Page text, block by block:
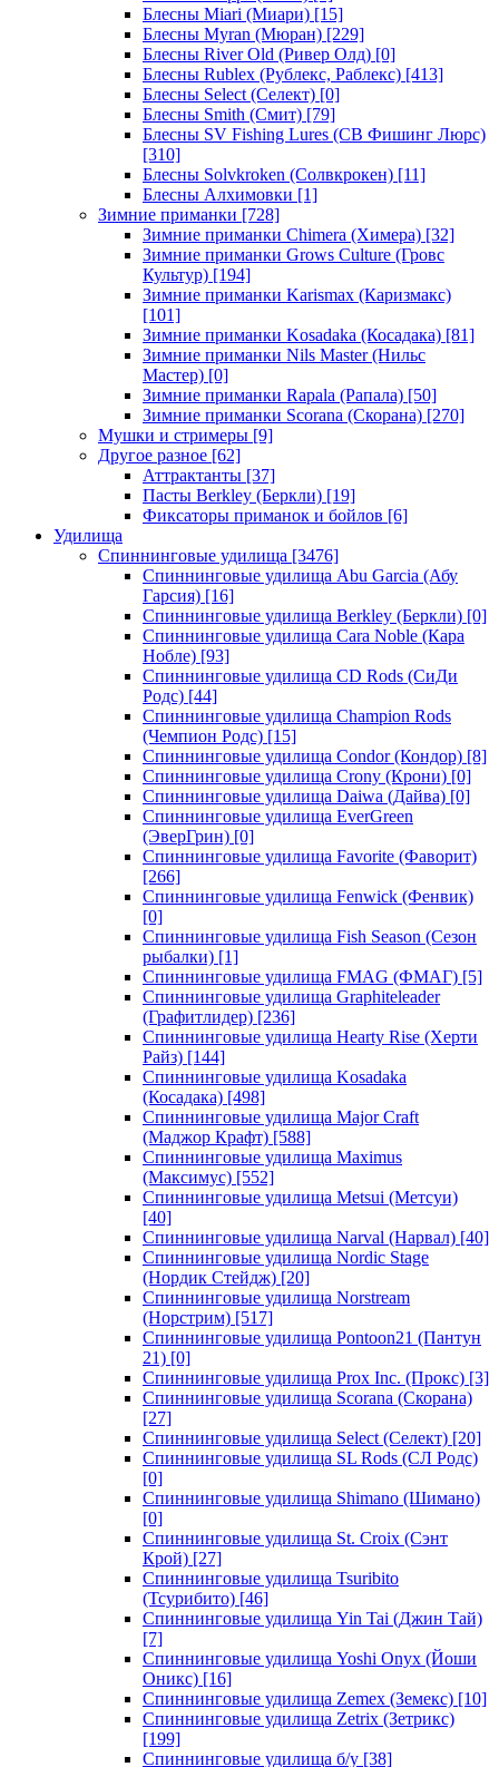
Блесны Miari (Миари) [15]
Блесны Myran (Мюран) [229]
Блесны River Old (Ривер Олд) [0]
Блесны Rublex (Рублекс, Раблекс) [413]
Блесны Select (Селект) [0]
Блесны Smith (Смит) [79]
Блесны SV Fishing Lures (СВ Фишинг Люрс)
[310]
Блесны Solvkroken (Солвкрокен) [11]
Блесны Алхимовки [1]
Зимние приманки [728]
Зимние приманки Chimera (Химера) [32]
Зимние приманки Grows Culture (Гровс
Культур) [194]
Зимние приманки Karismax (Каризмакс)
[101]
Зимние приманки Kosadaka (Косадака) [81]
Зимние приманки Nils Master (Нильс
Мастер) [0]
Зимние приманки Rapala (Рапала) [50]
Зимние приманки Scorana (Скорана) [270]
Мушки и стримеры [9]
Другое разное [62]
Аттрактанты [37]
Пасты Berkley (Беркли) [19]
Фиксаторы приманок и бойлов [6]
Удилища
Спиннинговые удилища [3476]
Спиннинговые удилища Abu Garcia (Абу
Гарсия) [16]
Спиннинговые удилища Berkley (Беркли) [0]
Спиннинговые удилища Cara Noble (Кара
Нобле) [93]
Спиннинговые удилища CD Rods (СиДи
Родс) [44]
Спиннинговые удилища Champion Rods
(Чемпион Родс) [15]
Спиннинговые удилища Condor (Кондор) [8]
Спиннинговые удилища Crony (Крони) [0]
Спиннинговые удилища Daiwa (Дайва) [0]
Спиннинговые удилища EverGreen
(ЭверГрин) [0]
Спиннинговые удилища Favorite (Фаворит)
[266]
Спиннинговые удилища Fenwick (Фенвик)
[0]
Спиннинговые удилища Fish Season (Сезон
рыбалки) [1]
Спиннинговые удилища FMAG (ФМАГ) [5]
Спиннинговые удилища Graphiteleader
(Графитлидер) [236]
Спиннинговые удилища Hearty Rise (Херти
Райз) [144]
Спиннинговые удилища Kosadaka
(Косадака) [498]
Спиннинговые удилища Major Craft
(Маджор Крафт) [588]
Спиннинговые удилища Maximus
(Максимус) [552]
Спиннинговые удилища Metsui (Метсуи)
[40]
Спиннинговые удилища Narval (Нарвал) [40]
Спиннинговые удилища Nordic Stage
(Нордик Стейдж) [20]
Спиннинговые удилища Norstream
(Норстрим) [517]
Спиннинговые удилища Pontoon21 (Пантун
21) [0]
Спиннинговые удилища Prox Inc. (Прокс) [3]
Спиннинговые удилища Scorana (Скорана)
[27]
Спиннинговые удилища Select (Селект) [20]
Спиннинговые удилища SL Rods (СЛ Родс)
[0]
Спиннинговые удилища Shimano (Шимано)
[0]
Спиннинговые удилища St. Croix (Сэнт
Крой) [27]
Спиннинговые удилища Tsuribito
(Тсурибито) [46]
Спиннинговые удилища Yin Tai (Джин Тай)
[7]
Спиннинговые удилища Yoshi Onyx (Йоши
Оникс) [16]
Спиннинговые удилища Zemex (Земекс) [10]
Спиннинговые удилища Zetrix (Зетрикс)
[199]
Спиннинговые удилища б/у [38]